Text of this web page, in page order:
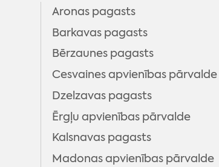
Karogs
Himna
Aronas pagasts
Barkavas pagasts
Bērzaunes pagasts
Cesvaines apvienības pārvalde
Dzelzavas pagasts
Ērgļu apvienības pārvalde
Kalsnavas pagasts
Madonas apvienības pārvalde